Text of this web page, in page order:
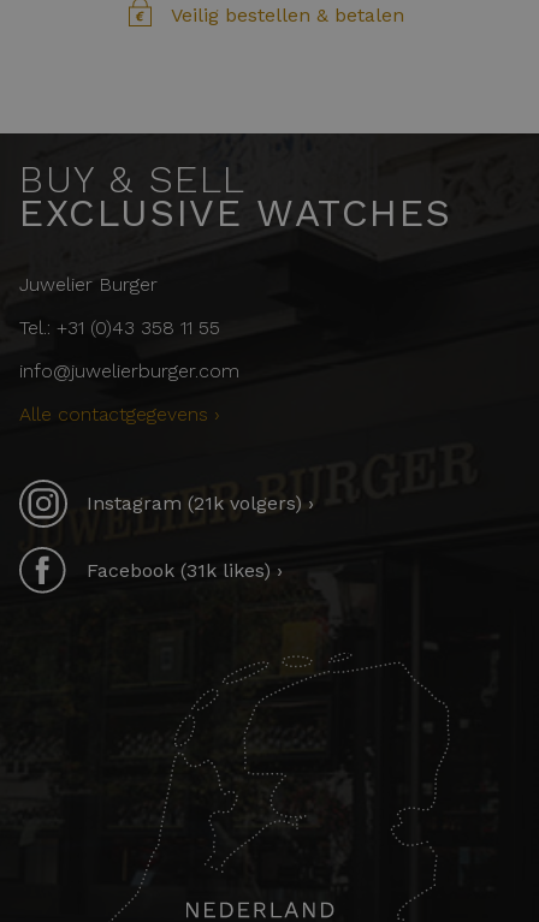
Veilig bestellen & betalen
BUY & SELL
EXCLUSIVE WATCHES
Juwelier Burger
Tel.: +31 (0)43 358 11 55
info@juwelierburger.com
Alle contactgegevens ›
Instagram (21k volgers) ›
Facebook (31k likes) ›